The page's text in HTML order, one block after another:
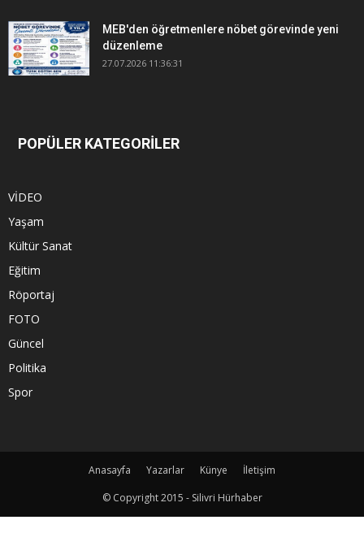
MEB'den öğretmenlere nöbet görevinde yeni
düzenleme
27.07.2026 11:36:31
POPÜLER KATEGORİLER
VİDEO
Yaşam
Kültür Sanat
Eğitim
Röportaj
FOTO
Güncel
Politika
Spor
Anasayfa Yazarlar Künye
İletişim
© Copyright 2015 - Silivri Hürhaber